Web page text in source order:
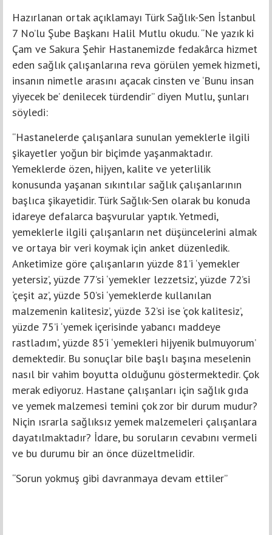
Hazırlanan ortak açıklamayı Türk Sağlık-Sen İstanbul
7 No’lu Şube Başkanı Halil Mutlu okudu. “Ne yazık ki
Çam ve Sakura Şehir Hastanemizde fedakârca hizmet
eden sağlık çalışanlarına reva görülen yemek hizmeti,
insanın nimetle arasını açacak cinsten ve ‘Bunu insan
yiyecek be’ denilecek türdendir” diyen Mutlu, şunları
söyledi:
“Hastanelerde çalışanlara sunulan yemeklerle ilgili
şikayetler yoğun bir biçimde yaşanmaktadır.
Yemeklerde özen, hijyen, kalite ve yeterlilik
konusunda yaşanan sıkıntılar sağlık çalışanlarının
başlıca şikayetidir. Türk Sağlık-Sen olarak bu konuda
idareye defalarca başvurular yaptık. Yetmedi,
yemeklerle ilgili çalışanların net düşüncelerini almak
ve ortaya bir veri koymak için anket düzenledik.
Anketimize göre çalışanların yüzde 81’i ‘yemekler
yetersiz’, yüzde 77’si ‘yemekler lezzetsiz’, yüzde 72’si
‘çeşit az’, yüzde 50’si ‘yemeklerde kullanılan
malzemenin kalitesiz’, yüzde 32’si ise ‘çok kalitesiz’,
yüzde 75’i ‘yemek içerisinde yabancı maddeye
rastladım’, yüzde 85’i ‘yemekleri hijyenik bulmuyorum’
demektedir. Bu sonuçlar bile başlı başına meselenin
nasıl bir vahim boyutta olduğunu göstermektedir. Çok
merak ediyoruz. Hastane çalışanları için sağlık gıda
ve yemek malzemesi temini çok zor bir durum mudur?
Niçin ısrarla sağlıksız yemek malzemeleri çalışanlara
dayatılmaktadır? İdare, bu soruların cevabını vermeli
ve bu durumu bir an önce düzeltmelidir.
“Sorun yokmuş gibi davranmaya devam ettiler”